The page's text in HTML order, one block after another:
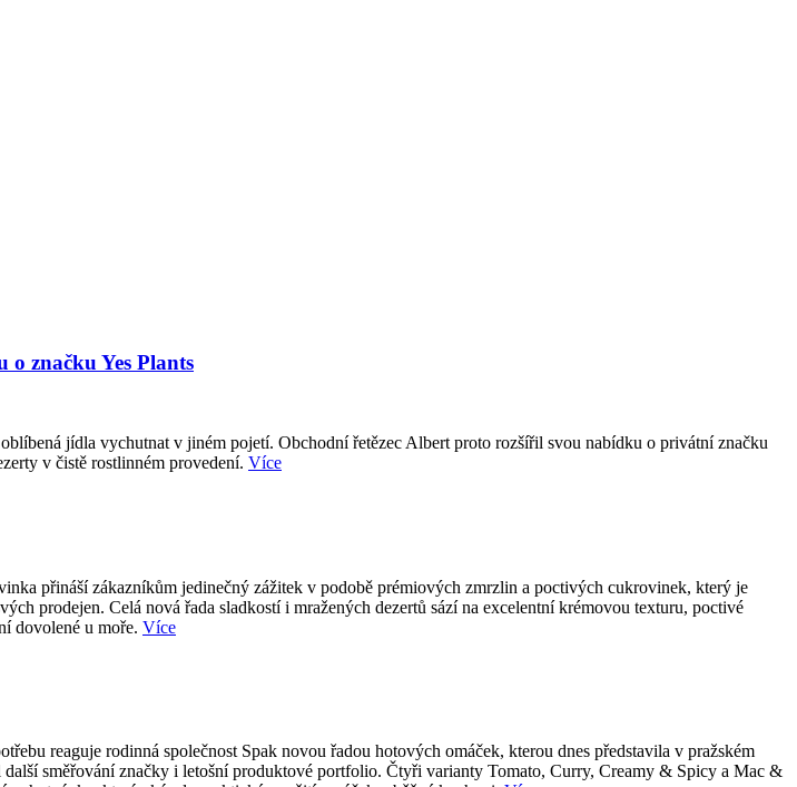
značku Yes Plants
jídla vychutnat v jiném pojetí. Obchodní řetězec Albert proto rozšířil svou nabídku o privátní značku
v čistě rostlinném provedení. Více
přináší zákazníkům jedinečný zážitek v podobě prémiových zmrzlin a poctivých cukrovinek, který je
prodejen. Celá nová řada sladkostí i mražených dezertů sází na excelentní krémovou texturu, poctivé
dovolené u moře. Více
reaguje rodinná společnost Spak novou řadou hotových omáček, kterou dnes představila v pražském
směřování značky i letošní produktové portfolio. Čtyři varianty Tomato, Curry, Creamy & Spicy a Mac &